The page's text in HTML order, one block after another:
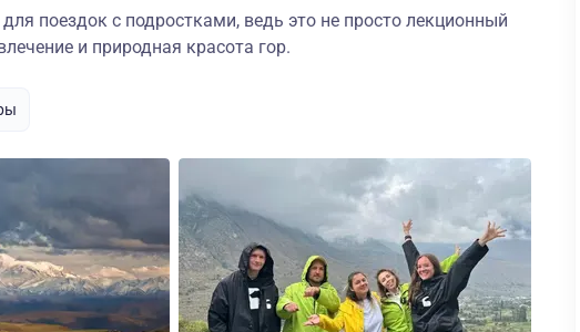
поездок с подростками, ведь это не просто лекционный
и природная красота гор.